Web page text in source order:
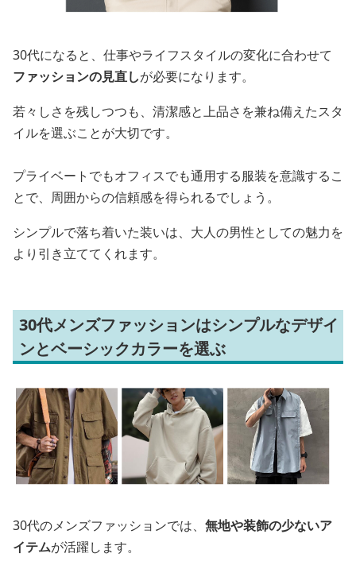
30代になると、仕事やライフスタイルの変化に合わせて
ファッションの見直しが必要になります。
若々しさを残しつつも、清潔感と上品さを兼ね備えたスタ
イルを選ぶことが大切です。
プライベートでもオフィスでも通用する服装を意識するこ
とで、周囲からの信頼感を得られるでしょう。
シンプルで落ち着いた装いは、大人の男性としての魅力を
より引き立ててくれます。
30代メンズファッションはシンプルなデザイ
ンとベーシックカラーを選ぶ
30代のメンズファッションでは、 無地や装飾の少ないア
イテムが活躍します。